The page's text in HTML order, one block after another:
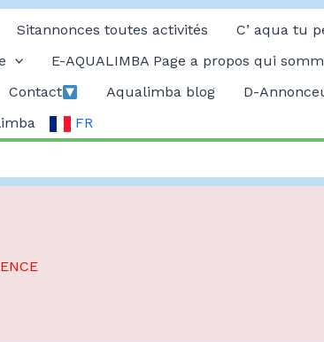
Sitannonces toutes activités
C’ aqua tu
E-AQUALIMBA Page a propos qui
Contact Aqualimba blog
D-
FR